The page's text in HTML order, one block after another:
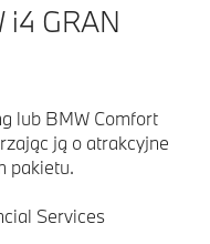
i4 GRAN
lub BMW Comfort
ją o atrakcyjne
pakietu.
Services